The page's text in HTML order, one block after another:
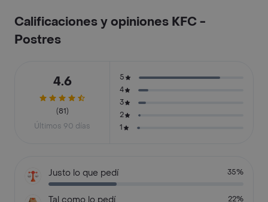
Calificaciones y opiniones KFC -
Postres
4.6
(81)
Últimos 90 días
5
4
3
2
1
Justo lo que pedí 35%
22%